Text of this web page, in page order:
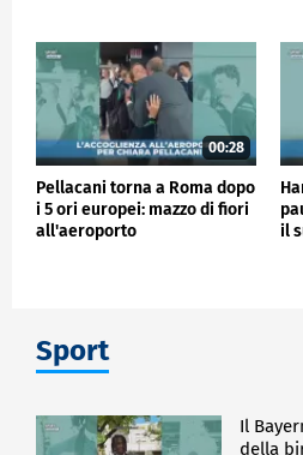
00:28
Pellacani torna a Roma dopo
i 5 ori europei: mazzo di fiori
all'aeroporto
il
Sport
Il
della